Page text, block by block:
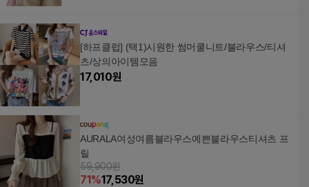
[하프클럽] (택1)시원한 썸머쿨니트/블라우스/티셔
츠/상의아이템모음
17,010원
AURALA여성여름블라우스예쁜블라우스티셔츠 프
릴
59,900원
71%17,530원